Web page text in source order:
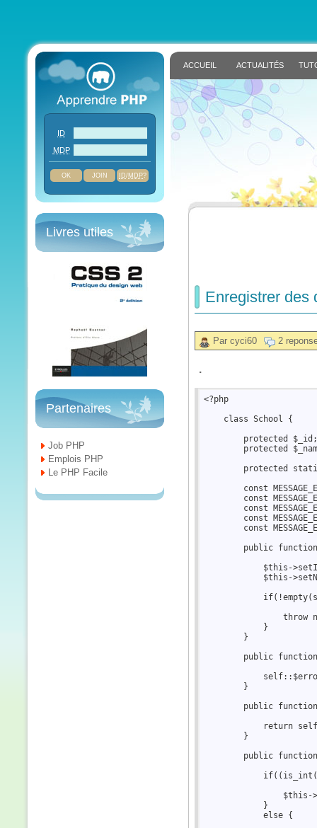
ACCUEIL ACTUALITÉS
Enregistrer des
Par cyci60 2
.
<?php
    class School {
protected
protected
protected
const
const
const
const
const
public
$this-
$this-
throw
            }
        }
public
        }
public
return
        }
public
            }
            else {
ID
MDP
JOIN ID/MDP?
Livres utiles
Partenaires
Job PHP
Emplois PHP
Le PHP Facile